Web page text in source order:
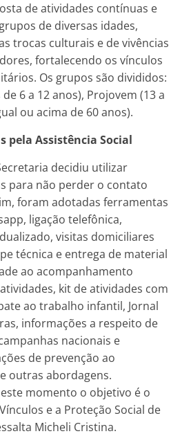
de atividades contínuas e
de diversas idades,
trocas culturais e de vivências
fortalecendo os vínculos
Os grupos são divididos:
6 a 12 anos), Projovem (13 a
ou acima de 60 anos).
pela Assistência Social
decidiu utilizar
para não perder o contato
foram adotadas ferramentas
ligação telefônica,
visitas domiciliares
técnica e entrega de material
ao acompanhamento
kit de atividades com
ao trabalho infantil, Jornal
informações a respeito de
nacionais e
de prevenção ao
outras abordagens.
momento o objetivo é o
e a Proteção Social de
Micheli Cristina.